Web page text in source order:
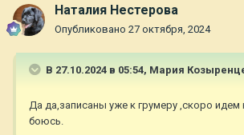
Наталия Нестерова
Опубликовано 27 октября, 2024
В 27.10.2024 в 05:54, Мария
Да да,записаны уже к грумеру ,скоро
боюсь.